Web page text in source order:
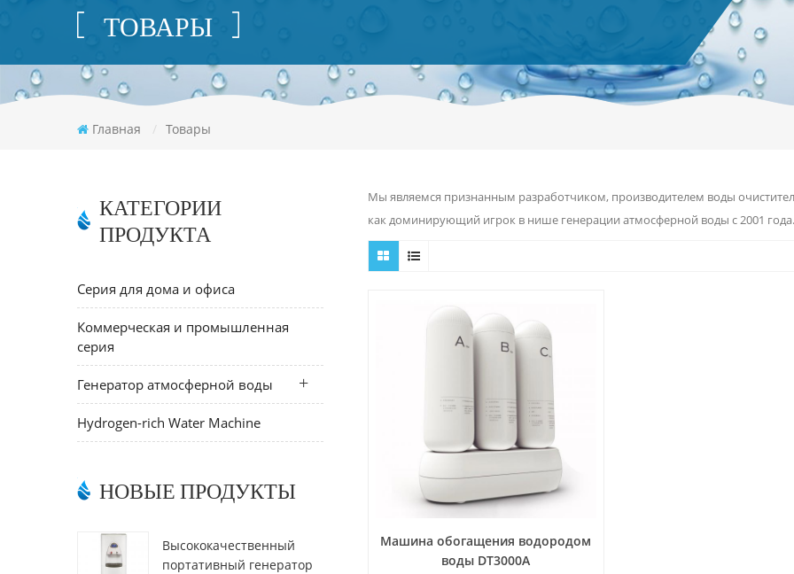
ТОВАРЫ
Главная / Товары
КАТЕГОРИИ
ПРОДУКТА
Серия для дома и офиса
Коммерческая и промышленная
серия
Генератор атмосферной воды
Hydrogen-rich Water Machine
НОВЫЕ ПРОДУКТЫ
Высококачественный
портативный генератор
Мы являемся признанным разработчиком, производителем воды
как доминирующий игрок в нише генерации атмосферной воды с 2001 года.
Машина обогащения водородом
воды DT3000A